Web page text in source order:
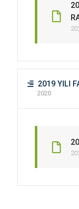
2019 YILI
2020